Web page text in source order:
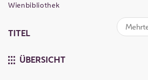
Wienbibliothek
TITEL
ÜBERSICHT